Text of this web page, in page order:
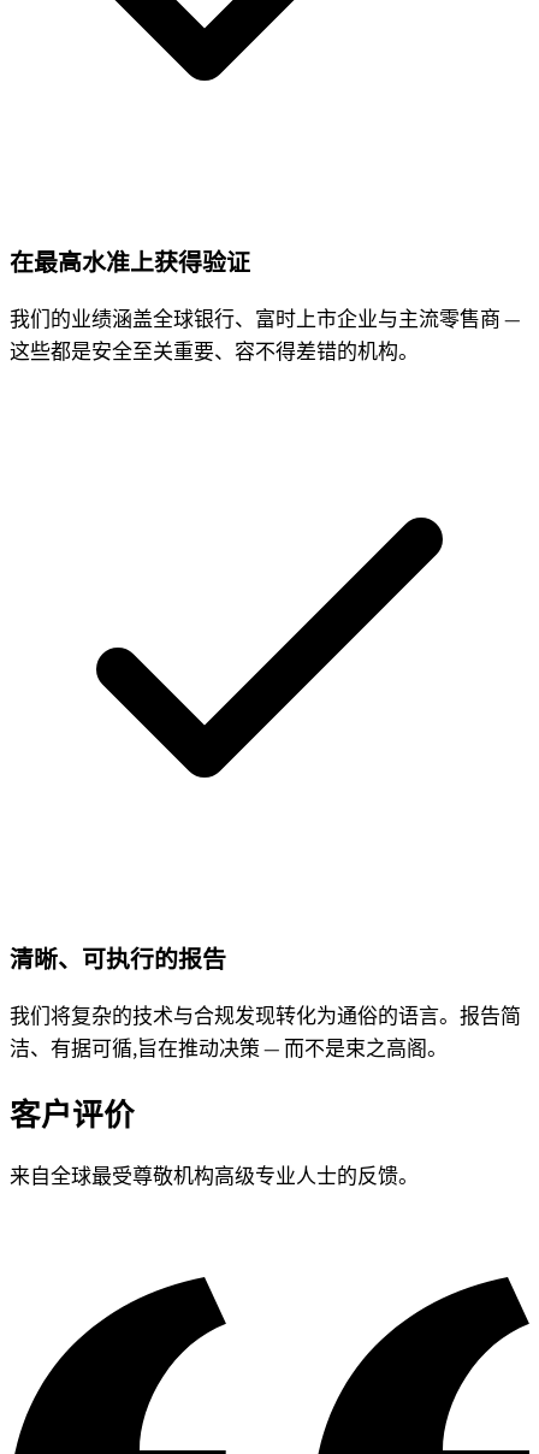
在最高水准上获得验证
我们的业绩涵盖全球银行、富时上市企业与主流零售商 —
这些都是安全至关重要、容不得差错的机构。
清晰、可执行的报告
我们将复杂的技术与合规发现转化为通俗的语言。报告简
洁、有据可循,旨在推动决策 — 而不是束之高阁。
客户评价
来自全球最受尊敬机构高级专业人士的反馈。